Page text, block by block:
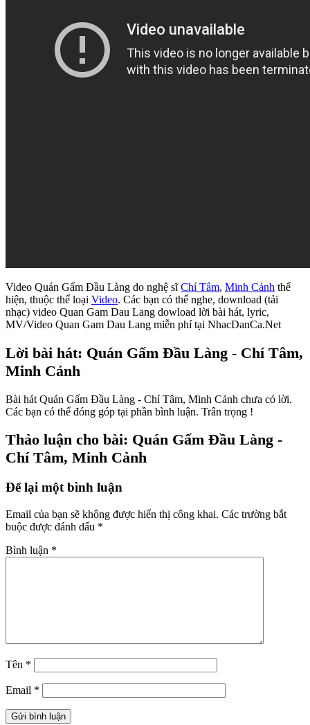
Video Quán Gấm Đầu Làng do nghệ sĩChí Tâm, Minh Cảnh thể
hiện, thuộc thể loại Video. Các bạn có thể nghe, download (tải
nhạc) video Quan Gam Dau Lang dowload lời bài hát, lyric,
MV/Video Quan Gam Dau Lang miễn phí tại NhacDanCa.Net
Lời bài hát: Quán Gấm Đầu Làng - Chí Tâm,
Minh Cảnh
Bài hát Quán Gấm Đầu Làng - Chí Tâm, Minh Cảnh chưa có lời.
Các bạn có thể đóng góp tại phần bình luận. Trân trọng !
Thảo luận cho bài: Quán Gấm Đầu Làng -
Chí Tâm, Minh Cảnh
Để lại một bình luận
Email của bạn sẽ không được hiển thị công khai. Các trường bắt
buộc được đánh dấu *
Bình luận *
Tên *
Email *